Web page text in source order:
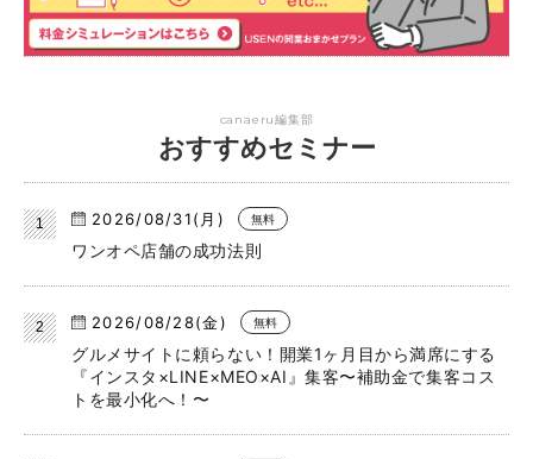
canaeru編集部
おすすめセミナー
2026/08/31(月) 無料
ワンオペ店舗の成功法則
2026/08/28(金) 無料
グルメサイトに頼らない！開業1ヶ月目から満席にする
『インスタ×LINE×MEO×AI』集客〜補助金で集客コス
トを最小化へ！〜